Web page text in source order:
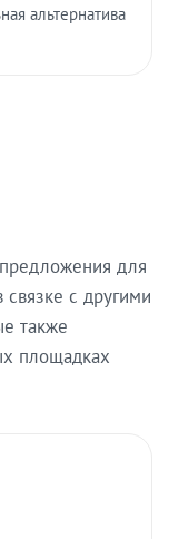
альтернатива
для
с другими
также
площадках